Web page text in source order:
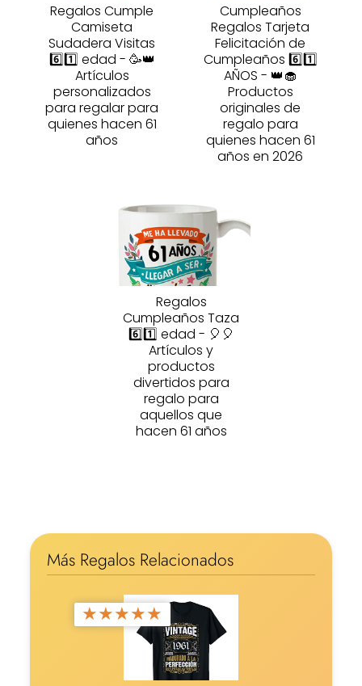
Regalos Cumple
Camiseta
Sudadera Visitas
6️⃣1️⃣ edad - 🥳👑
Artículos
personalizados
para regalar para
quienes hacen 61
años
Cumpleaños
Regalos Tarjeta
Felicitación de
Cumpleaños 6️⃣1️⃣
AÑOS - 👑🧁
Productos
originales de
regalo para
quienes hacen 61
años en 2026
Regalos
Cumpleaños Taza
6️⃣1️⃣ edad - 🎈🎈
Artículos y
productos
divertidos para
regalo para
aquellos que
hacen 61 años
Más Regalos Relacionados
★★★★★